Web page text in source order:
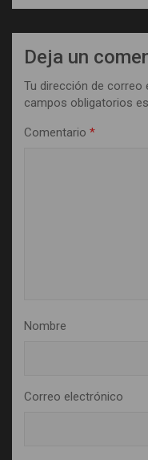
Deja un
Tu dirección de correo
campos obligatorios
Comentario *
Nombre
Correo electrónico